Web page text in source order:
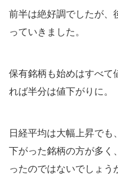
前半は絶好調でしたが、
っていきました。
保有銘柄も始めはすべて
れば半分は値下がりに。
日経平均は大幅上昇で
下がった銘柄の方が多く
ったのではないでしょう